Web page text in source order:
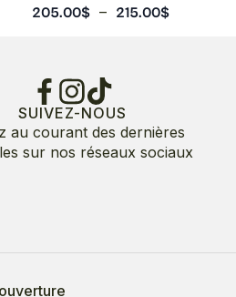
205.00$ – 215.00$Plage
SUIVEZ-NOUS
au courant des dernières
sur nos réseaux sociaux